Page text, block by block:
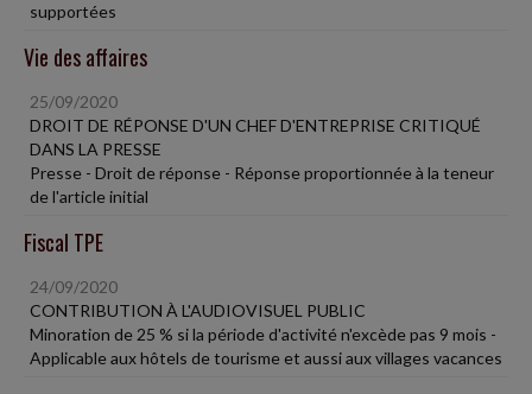
supportées
Vie des affaires
25/09/2020
DROIT DE RÉPONSE D'UN CHEF D'ENTREPRISE CRITIQUÉ
DANS LA PRESSE
Presse - Droit de réponse - Réponse proportionnée à la teneur
de l'article initial
Fiscal TPE
24/09/2020
CONTRIBUTION À L'AUDIOVISUEL PUBLIC
Minoration de 25 % si la période d'activité n'excède pas 9 mois -
Applicable aux hôtels de tourisme et aussi aux villages vacances